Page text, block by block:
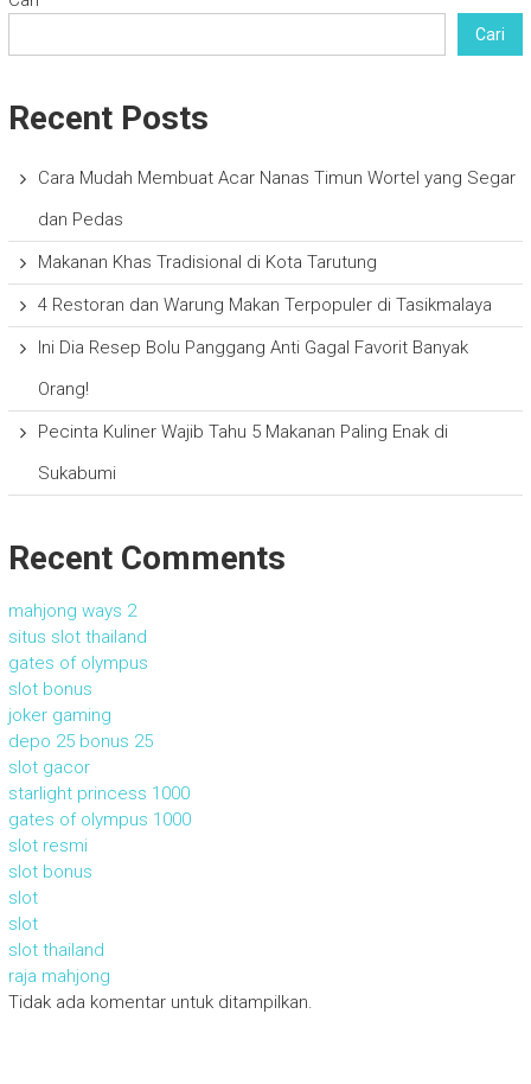
Cari
Recent Posts
Cara Mudah Membuat Acar Nanas Timun Wortel yang Segar
dan Pedas
Makanan Khas Tradisional di Kota Tarutung
4 Restoran dan Warung Makan Terpopuler di Tasikmalaya
Ini Dia Resep Bolu Panggang Anti Gagal Favorit Banyak
Orang!
Pecinta Kuliner Wajib Tahu 5 Makanan Paling Enak di
Sukabumi
Recent Comments
mahjong ways 2
situs slot thailand
gates of olympus
slot bonus
joker gaming
depo 25 bonus 25
slot gacor
starlight princess 1000
gates of olympus 1000
slot resmi
slot bonus
slot
slot
slot thailand
raja mahjong
Tidak ada komentar untuk ditampilkan.